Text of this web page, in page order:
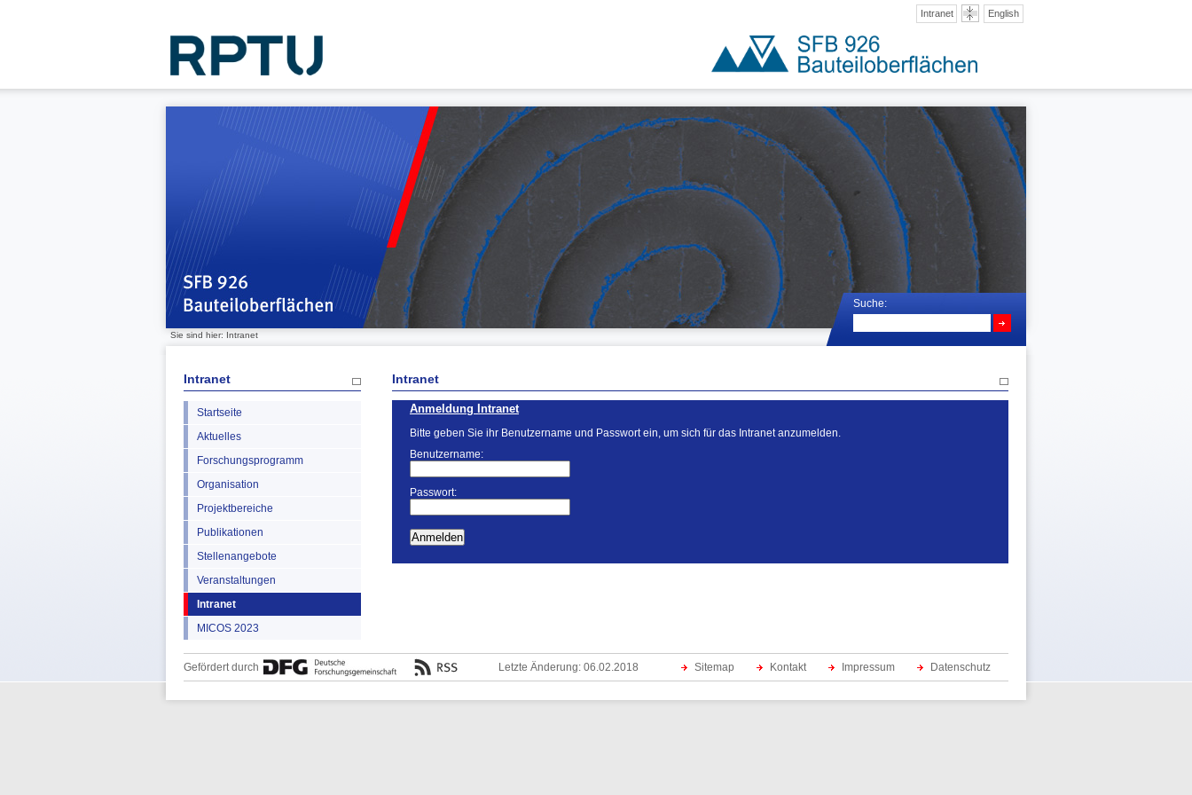
English
Intranet
Suche:
Sie sind hier: Intranet
Intranet
Startseite
Aktuelles
Forschungsprogramm
Organisation
Projektbereiche
Publikationen
Stellenangebote
Veranstaltungen
Intranet
MICOS 2023
Intranet
Anmeldung Intranet
Bitte geben Sie ihr Benutzername und Passwort ein, um sich für das Intranet anzumelden.
Benutzername:
Passwort:
Gefördert durch Sitemap Kontakt Impressum Datenschutz
Letzte Änderung: 06.02.2018